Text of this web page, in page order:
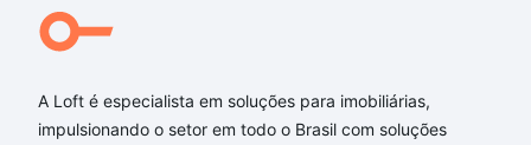
A Loft é especialista em soluções para imobiliárias,
impulsionando o setor em todo o Brasil com soluções